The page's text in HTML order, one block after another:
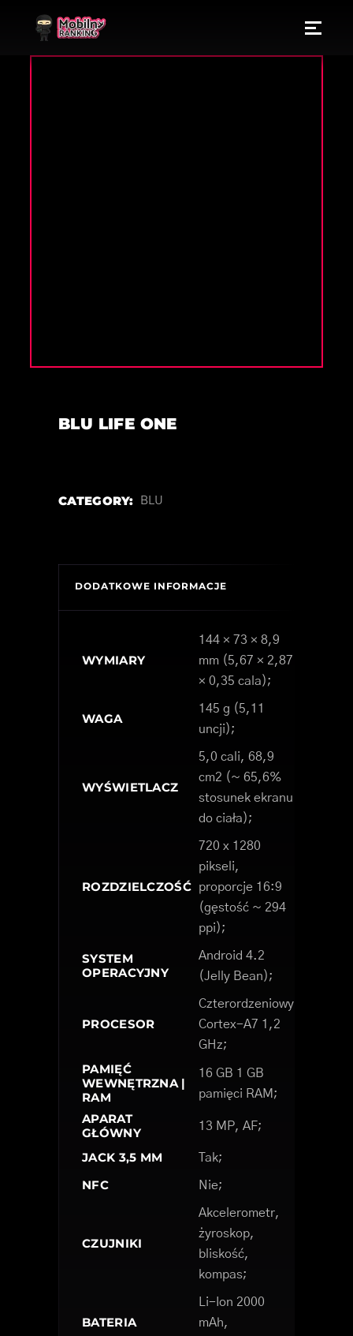
BLU LIFE ONE
CATEGORY: BLU
DODATKOWE INFORMACJE
WYMIARY
144 × 73 × 8,9
mm (5,67 × 2,87
× 0,35 cala);
WAGA
145 g (5,11
uncji);
WYŚWIETLACZ
5,0 cali, 68,9
cm2 (~ 65,6%
stosunek ekranu
do ciała);
ROZDZIELCZOŚĆ
720 x 1280
pikseli,
proporcje 16:9
(gęstość ~ 294
ppi);
SYSTEM
OPERACYJNY
Android 4.2
(Jelly Bean);
PROCESOR
Czterordzeniowy
Cortex-A7 1,2
GHz;
PAMIĘĆ
WEWNĘTRZNA |
RAM
16 GB 1 GB
pamięci RAM;
APARAT
GŁÓWNY
13 MP, AF;
JACK 3,5 MM Tak;
NFC Nie;
CZUJNIKI
Akcelerometr,
żyroskop,
bliskość,
kompas;
BATERIA
Li-Ion 2000
mAh,